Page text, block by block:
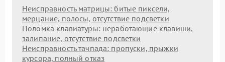
Неисправность матрицы: битые пиксели,
мерцание, полосы, отсутствие подсветки
Поломка клавиатуры: неработающие клавиши,
залипание, отсутствие подсветки
Неисправность тачпада: пропуски, прыжки
курсора, полный отказ